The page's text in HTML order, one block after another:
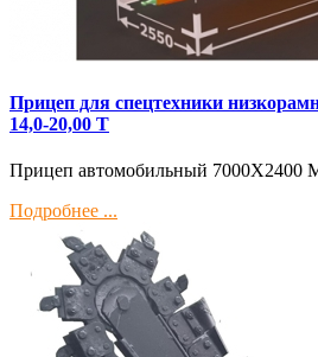
Прицеп для спецтехники
14,0-20,00 Т
Прицеп автомобильный 7000Х2400
Подробнее ...